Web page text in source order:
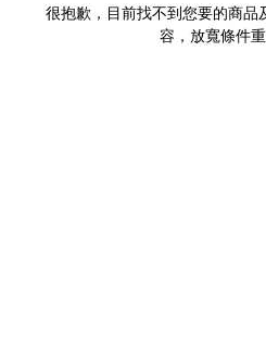
很抱歉，目前找不到您要的商品
容，放寬條件重